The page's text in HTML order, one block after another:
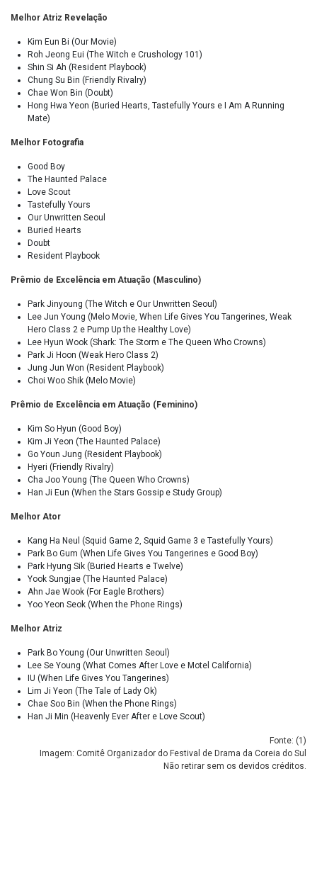
Melhor Atriz Revelação
Kim Eun Bi (Our Movie)
Roh Jeong Eui (The Witch e Crushology 101)
Shin Si Ah (Resident Playbook)
Chung Su Bin (Friendly Rivalry)
Chae Won Bin (Doubt)
Hong Hwa Yeon (Buried Hearts, Tastefully Yours e I Am A Running
Mate)
Melhor Fotografia
Good Boy
The Haunted Palace
Love Scout
Tastefully Yours
Our Unwritten Seoul
Buried Hearts
Doubt
Resident Playbook
Prêmio de Excelência em Atuação (Masculino)
Park Jinyoung (The Witch e Our Unwritten Seoul)
Lee Jun Young (Melo Movie, When Life Gives You Tangerines, Weak
Hero Class 2 e Pump Up the Healthy Love)
Lee Hyun Wook (Shark: The Storm e The Queen Who Crowns)
Park Ji Hoon (Weak Hero Class 2)
Jung Jun Won (Resident Playbook)
Choi Woo Shik (Melo Movie)
Prêmio de Excelência em Atuação (Feminino)
Kim So Hyun (Good Boy)
Kim Ji Yeon (The Haunted Palace)
Go Youn Jung (Resident Playbook)
Hyeri (Friendly Rivalry)
Cha Joo Young (The Queen Who Crowns)
Han Ji Eun (When the Stars Gossip e Study Group)
Melhor Ator
Kang Ha Neul (Squid Game 2, Squid Game 3 e Tastefully Yours)
Park Bo Gum (When Life Gives You Tangerines e Good Boy)
Park Hyung Sik (Buried Hearts e Twelve)
Yook Sungjae (The Haunted Palace)
Ahn Jae Wook (For Eagle Brothers)
Yoo Yeon Seok (When the Phone Rings)
Melhor Atriz
Park Bo Young (Our Unwritten Seoul)
Lee Se Young (What Comes After Love e Motel California)
IU (When Life Gives You Tangerines)
Lim Ji Yeon (The Tale of Lady Ok)
Chae Soo Bin (When the Phone Rings)
Han Ji Min (Heavenly Ever After e Love Scout)
Fonte: (1 )
Imagem: Comitê Organizador do Festival de Drama da Coreia do Sul
Não retirar sem os devidos créditos.